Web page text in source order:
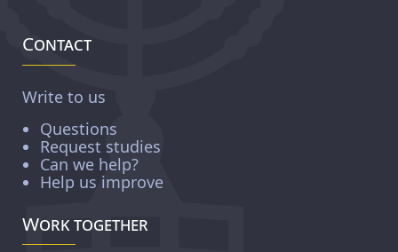
Contact
Write to us
Questions
Request studies
Can we help?
Help us improve
Work together